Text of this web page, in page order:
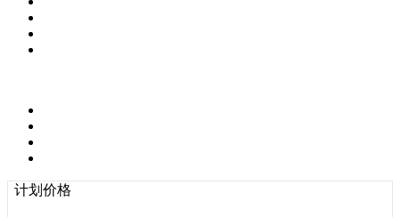
计划价格